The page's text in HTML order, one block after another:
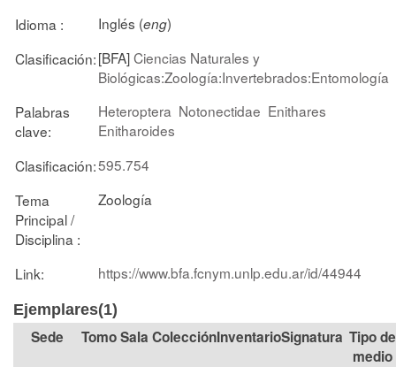
Idioma :
Inglés (eng)
Clasificación:[BFA]Ciencias Naturales y
Biológicas:Zoología:Invertebrados:Entomología
Palabras
clave:
Heteroptera Notonectidae Enithares
Enitharoides
Clasificación:595.754
Tema
Principal /
Disciplina :
Zoología
Link: https://www.bfa.fcnym.unlp.edu.ar/id/44944
Ejemplares(1)
TomoSala Colección Signatura Tipo de
medio